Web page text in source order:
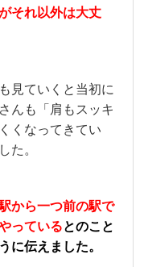
それ以外は大丈
見ていくと当初に
んも「肩もスッキ
くなってきてい
た。
から一つ前の駅で
っているとのこと
に伝えました。